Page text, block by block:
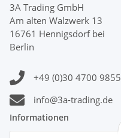
3A Trading GmbH
Am alten Walzwerk 13
16761 Hennigsdorf bei
Berlin
+49 (0)30 4700 9855
info@3a-trading.de
Informationen